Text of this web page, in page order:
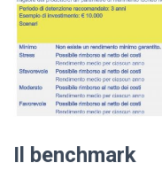
Il benchmark